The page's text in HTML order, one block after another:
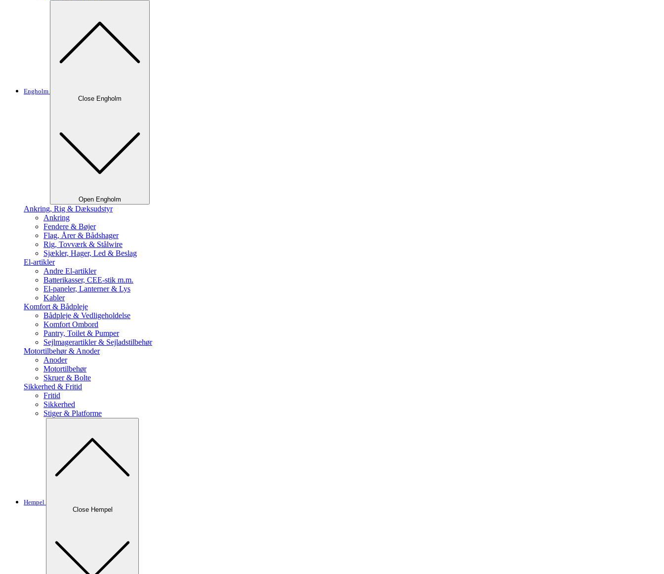
Engholm
Close Engholm
Open Engholm
Ankring, Rig & Dæksudstyr
Ankring
Fendere & Bøjer
Flag, Årer & Bådshager
Rig, Tovværk & Stålwire
Sjækler, Hager, Led & Beslag
El-artikler
Andre El-artikler
Batterikasser, CEE-stik m.m.
El-paneler, Lanterner & Lys
Kabler
Komfort & Bådpleje
Bådpleje & Vedligeholdelse
Komfort Ombord
Pantry, Toilet & Pumper
Sejlmagerartikler & Sejladstilbehør
Motortilbehør & Anoder
Anoder
Motortilbehør
Skruer & Bolte
Sikkerhed & Fritid
Fritid
Sikkerhed
Stiger & Platforme
Hempel
Close Hempel